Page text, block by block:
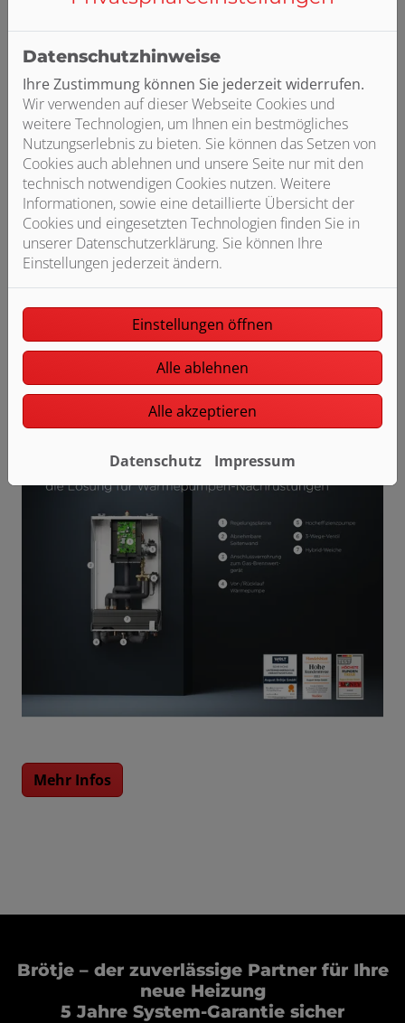
vormontierte Schnittstelle zwischen Kessel und
Wärmepumpe ist die optimale, gesetzeskonforme
Lösung bei Havarien oder budget- und zeitkritischen
Modernisierungen. Ab Einbau des Kit 65 bleiben bis zu
fünf Jahre Zeit, den regenerativen Anteil von 65 % –
in dem Fall die Wärmepumpen-Außeneinheit –
nachzurüsten.
Vorteile von Kit 65
• Hybridtechnologie: zukunftssichere Hybridheizung
kombiniert Gas-Brennwert mit Wärmepumpe
• Günstiger Problemlöser: bei Havarien kann schnell
geholfen werden, die Nachrüstung einer Wärmepumpe
ist später möglich
• Gesetzeskonform: Einhaltung der 65-%-erneuerbare-
Energien-Vorgabe
• Schnell & intuitiv: Installation hinter dem Kessel,
Montagezeit ca. 30 Minuten
• Innovativ: derzeit keine vergleichbare Lösung auf dem
Heizungsmarkt
• Platzsparend: kein zusätzlicher Pufferspeicher
notwendig
Mehr Infos
Brötje – der zuverlässige Partner für Ihre
neue Heizung
5 Jahre System-Garantie sicher
Datenschutzhinweise
Ihre Zustimmung können Sie jederzeit widerrufen.
Wir verwenden auf dieser Webseite Cookies und
weitere Technologien, um Ihnen ein bestmögliches
Nutzungserlebnis zu bieten. Sie können das Setzen von
Cookies auch ablehnen und unsere Seite nur mit den
technisch notwendigen Cookies nutzen. Weitere
Informationen, sowie eine detaillierte Übersicht der
Cookies und eingesetzten Technologien finden Sie in
unserer Datenschutzerklärung. Sie können Ihre
Einstellungen jederzeit ändern.
Einstellungen öffnen
Alle ablehnen
Alle akzeptieren
Datenschutz Impressum